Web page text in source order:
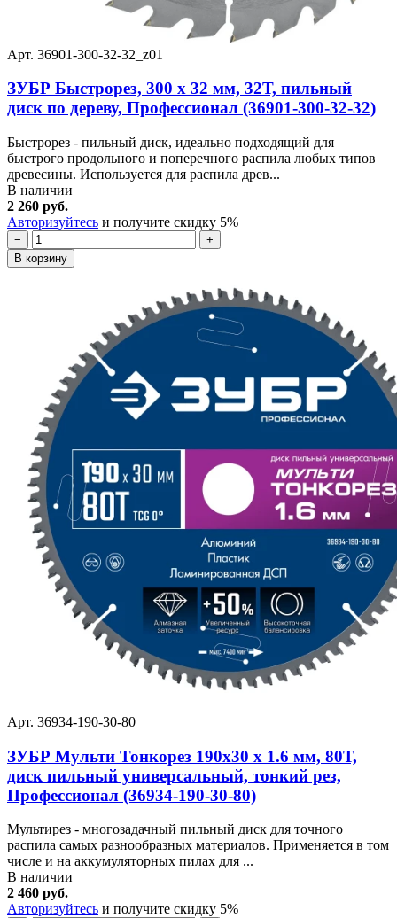
Арт. 36901-300-32-32_z01
ЗУБР Быстрорез, 300 x 32 мм, 32Т, пильный
диск по дереву, Профессионал (36901-300-32-32)
Быстрорез - пильный диск, идеально подходящий для
быстрого продольного и поперечного распила любых типов
древесины. Используется для распила древ...
В наличии
2 260 руб.
Авторизуйтесь и получите скидку 5%
−
+
В корзину
Арт. 36934-190-30-80
ЗУБР Мульти Тонкорез 190х30 x 1.6 мм, 80Т,
диск пильный универсальный, тонкий рез,
Профессионал (36934-190-30-80)
Мультирез - многозадачный пильный диск для точного
распила самых разнообразных материалов. Применяется в том
числе и на аккумуляторных пилах для ...
В наличии
2 460 руб.
Авторизуйтесь и получите скидку 5%